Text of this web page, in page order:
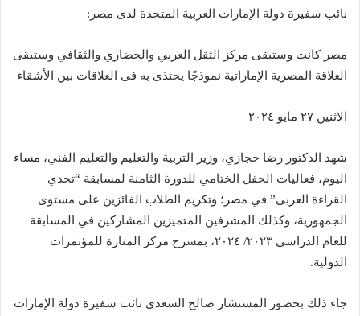
نائب سفيرة دولة الإمارات العربية المتحدة لدى مصر:
مصر كانت وستبقى مركز الثقل العربي والحضاري والثقافي وستبقى
العلاقة المصرية الإماراتية نموذجًا يحتذى به فى العلاقات بين الأشقاء
الاثنين ٢٧ مايو ٢٠٢٤
شهد الدكتور رضا حجازي، وزير التربية والتعليم والتعليم الفني، مساء
اليوم، فعاليات الحفل الختامي للدورة الثامنة لمسابقة “تحدي
القراءة العربى” في مصر؛ وتكريم الطلاب الفائزين على مستوى
الجمهورية، وكذلك المشرفين المتميزين المشاركين في المسابقة
للعام الدراسي ٢٠٢٣/ ٢٠٢٤، بمسرح مركز المنارة للمؤتمرات
الدولية.
جاء ذلك بحضور المستشار صالح السعدي نائب سفيرة دولة الإمارات